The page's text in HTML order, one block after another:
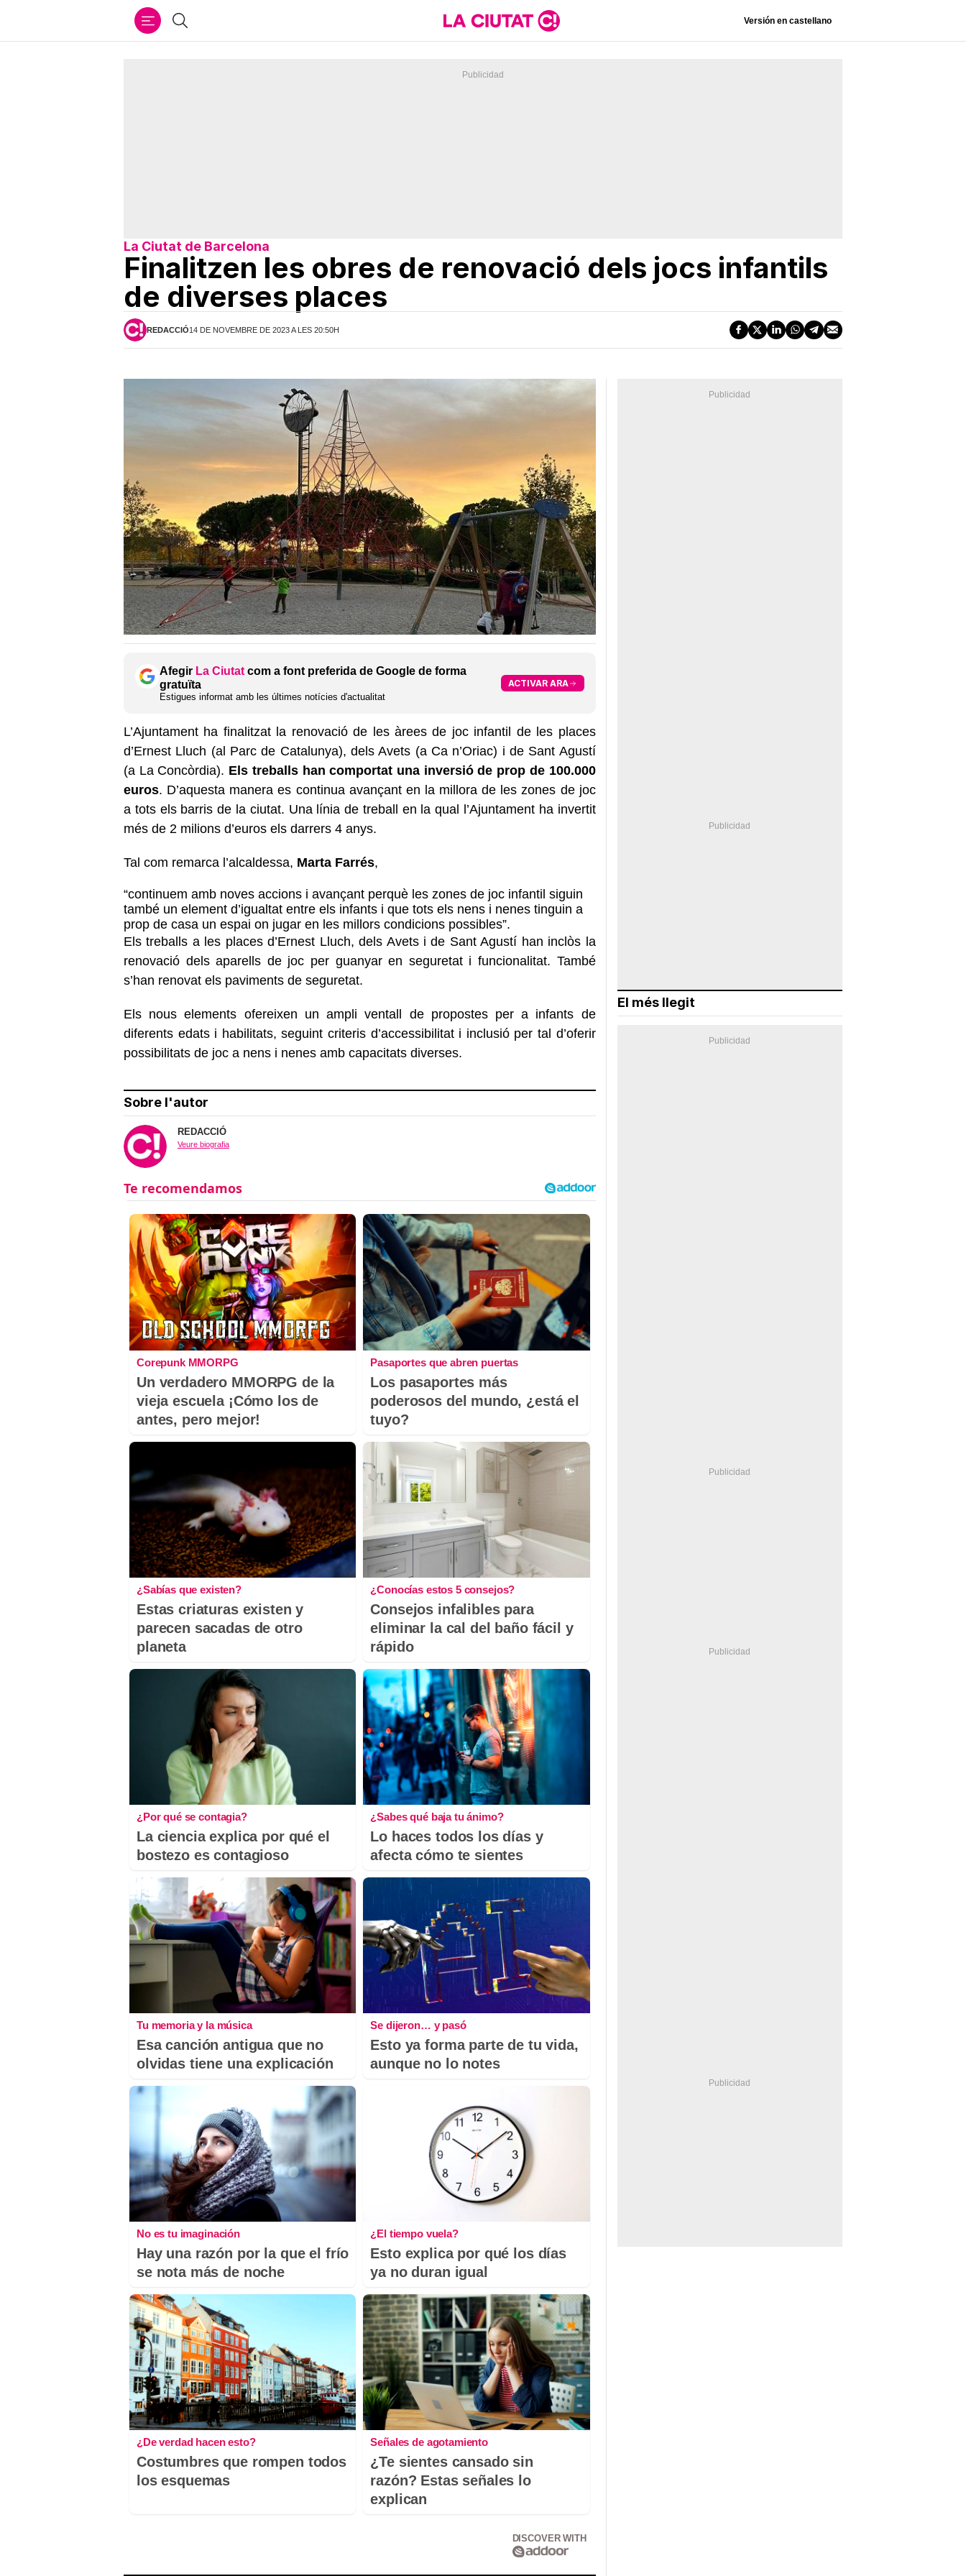
Cercar Versión en castellano
La Ciutat de Barcelona
Finalitzen les obres de renovació dels jocs infantils
de diverses places
REDACCIÓ14 DE NOVEMBRE DE 2023 A LES 20:50H
Afegir La Ciutat com a font preferida de Google de forma
gratuïta
Estigues informat amb les últimes notícies d'actualitat
ACTIVAR ARA
L’Ajuntament ha finalitzat la renovació de les àrees de joc infantil de les places
d’Ernest Lluch (al Parc de Catalunya), dels Avets (a Ca n’Oriac) i de Sant Agustí
(a La Concòrdia). Els treballs han comportat una inversió de prop de 100.000
euros. D’aquesta manera es continua avançant en la millora de les zones de joc
a tots els barris de la ciutat. Una línia de treball en la qual l’Ajuntament ha invertit
més de 2 milions d’euros els darrers 4 anys.
Tal com remarca l’alcaldessa, Marta Farrés,
“continuem amb noves accions i avançant perquè les zones de joc infantil siguin
també un element d’igualtat entre els infants i que tots els nens i nenes tinguin a
prop de casa un espai on jugar en les millors condicions possibles”.
Els treballs a les places d’Ernest Lluch, dels Avets i de Sant Agustí han inclòs la
renovació dels aparells de joc per guanyar en seguretat i funcionalitat. També
s’han renovat els paviments de seguretat.
Els nous elements ofereixen un ampli ventall de propostes per a infants de
diferents edats i habilitats, seguint criteris d’accessibilitat i inclusió per tal d’oferir
possibilitats de joc a nens i nenes amb capacitats diverses.
Sobre l'autor
REDACCIÓ
Veure biografia
Corepunk MMORPG
Un verdadero MMORPG de la
vieja escuela ¡Cómo los de
antes, pero mejor!
Pasaportes que abren puertas
Los pasaportes más
poderosos del mundo, ¿está el
tuyo?
¿Sabías que existen?
Estas criaturas existen y
parecen sacadas de otro
planeta
¿Conocías estos 5 consejos?
Consejos infalibles para
eliminar la cal del baño fácil y
rápido
¿Por qué se contagia?
La ciencia explica por qué el
bostezo es contagioso
¿Sabes qué baja tu ánimo?
Lo haces todos los días y
afecta cómo te sientes
Tu memoria y la música
Esa canción antigua que no
olvidas tiene una explicación
Se dijeron… y pasó
Esto ya forma parte de tu vida,
aunque no lo notes
No es tu imaginación
Hay una razón por la que el frío
se nota más de noche
¿El tiempo vuela?
Esto explica por qué los días
ya no duran igual
¿De verdad hacen esto?
Costumbres que rompen todos
los esquemas
Señales de agotamiento
¿Te sientes cansado sin
razón? Estas señales lo
explican
DISCOVER WITH
El més llegit